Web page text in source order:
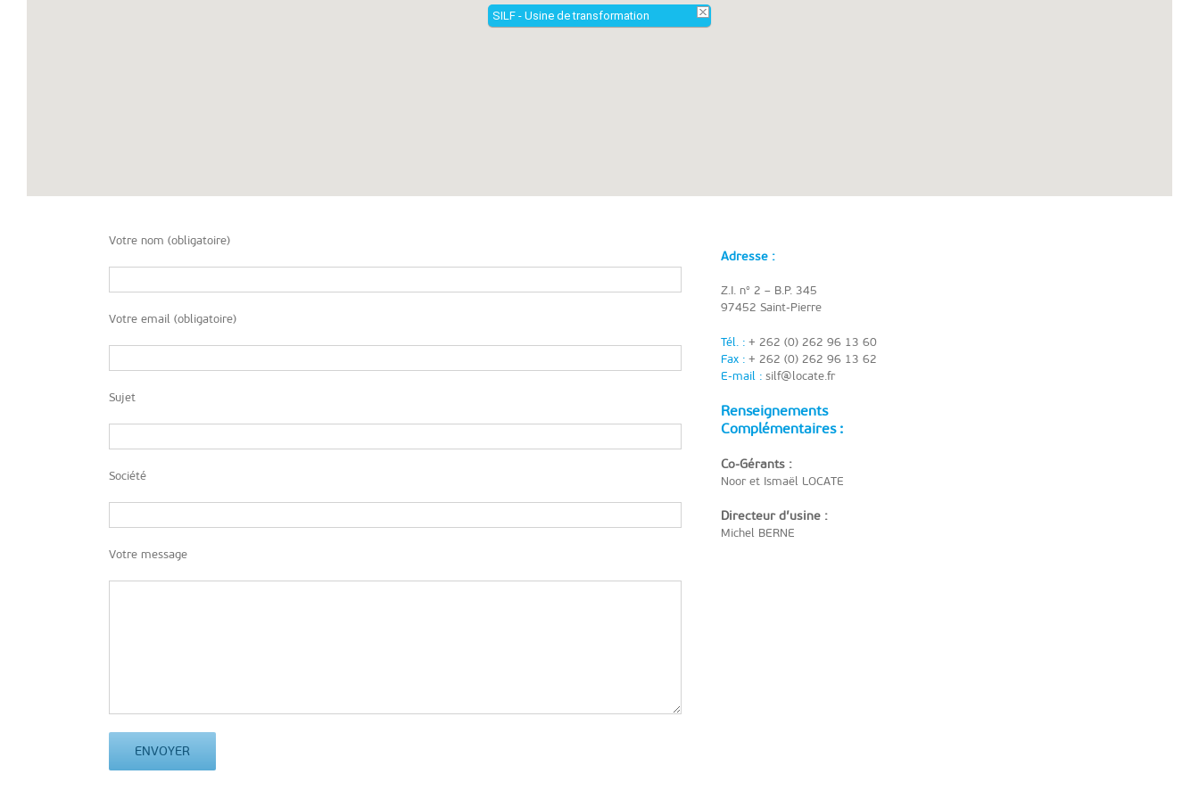
SILF - Usine de transformation
Votre nom (obligatoire)
Votre email (obligatoire)
Sujet
Société
Votre message
Adresse :
Z.I. n° 2 – B.P. 345
97452 Saint-Pierre
Tél. :+ 262 (0) 262 96 13 60
Fax : + 262 (0) 262 96 13 62
E-mail : silf@locate.fr
Renseignements
Complémentaires :
Co-Gérants :
Noor et Ismaël LOCATE
Directeur d’usine :
Michel BERNE